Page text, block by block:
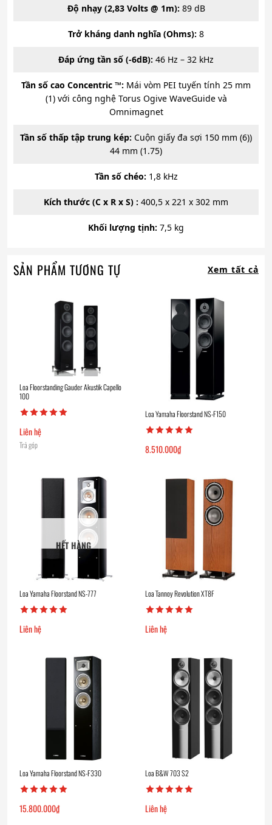
Độ nhạy (2,83 Volts @ 1m): 89 dB
Trở kháng danh nghĩa (Ohms): 8
Đáp ứng tần số (-6dB): 46 Hz – 32 kHz
Tần số cao Concentric ™: Mái vòm PEI tuyến tính 25 mm
(1) với công nghệ Torus Ogive WaveGuide và
Omnimagnet
Tần số thấp tập trung kép: Cuộn giấy đa sợi 150 mm (6))
44 mm (1.75)
Tần số chéo: 1,8 kHz
Kích thước (C x R x S) : 400,5 x 221 x 302 mm
Khối lượng tịnh: 7,5 kg
SẢN PHẨM TƯƠNG TỰ Xem tất cả
Loa Floorstanding Gauder Akustik Capello
100
Liên hệ
Trả góp
Loa Yamaha Floorstand NS-F150
8.510.000₫
HẾT HÀNG
Loa Yamaha Floorstand NS-777
Liên hệ
Loa Tannoy Revolution XT8F
Liên hệ
Loa Yamaha Floorstand NS-F330
15.800.000₫
Loa B&W 703 S2
Liên hệ